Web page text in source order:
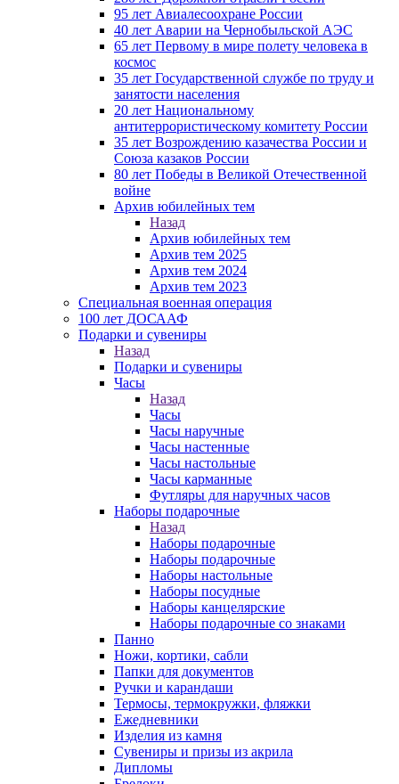
95 лет Авиалесоохране России
40 лет Аварии на Чернобыльской АЭС
65 лет Первому в мире полету человека в
космос
35 лет Государственной службе по труду и
занятости населения
20 лет Национальному
антитеррористическому комитету России
35 лет Возрождению казачества России и
Союза казаков России
80 лет Победы в Великой Отечественной
войне
Архив юбилейных тем
Назад
Архив юбилейных тем
Архив тем 2025
Архив тем 2024
Архив тем 2023
Специальная военная операция
100 лет ДОСААФ
Подарки и сувениры
Назад
Подарки и сувениры
Часы
Назад
Часы
Часы наручные
Часы настенные
Часы настольные
Часы карманные
Футляры для наручных часов
Наборы подарочные
Назад
Наборы подарочные
Наборы подарочные
Наборы настольные
Наборы посудные
Наборы канцелярские
Наборы подарочные со знаками
Панно
Ножи, кортики, сабли
Папки для документов
Ручки и карандаши
Термосы, термокружки, фляжки
Ежедневники
Изделия из камня
Сувениры и призы из акрила
Дипломы